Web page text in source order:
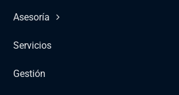
Asesoría
Servicios
Gestión